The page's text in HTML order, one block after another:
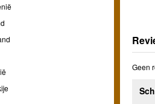
Geen